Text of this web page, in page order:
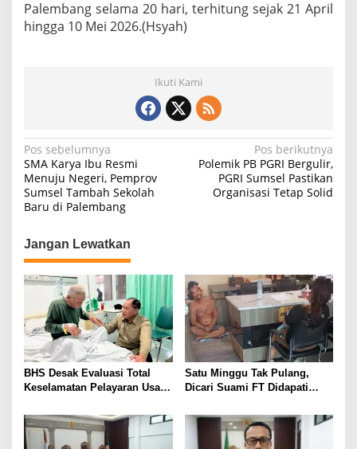
Palembang selama 20 hari, terhitung sejak 21 April
hingga 10 Mei 2026.(Hsyah)
Ikuti Kami
N
a
v
g
a
s
i
p
o
s
Pos sebelumnya
SMA Karya Ibu Resmi
Menuju Negeri, Pemprov
Sumsel Tambah Sekolah
Baru di Palembang
Pos berikutnya
Polemik PB PGRI Bergulir,
PGRI Sumsel Pastikan
Organisasi Tetap Solid
Jangan Lewatkan
BHS Desak Evaluasi Total
Keselamatan Pelayaran Usai
Sentosa 2
Satu Minggu Tak Pulang,
Dicari Suami FT Didapati